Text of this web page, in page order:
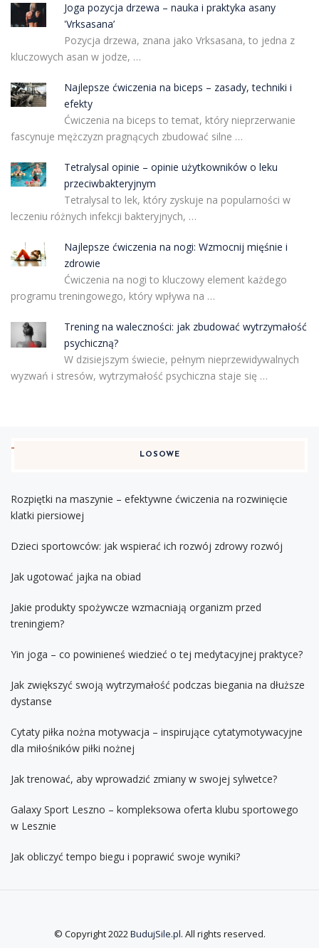
Joga pozycja drzewa – nauka i praktyka asany
'Vrksasana’
Pozycja drzewa, znana jako Vrksasana, to jedna z
kluczowych asan w jodze, …
Najlepsze ćwiczenia na biceps – zasady, techniki i
efekty
Ćwiczenia na biceps to temat, który nieprzerwanie
fascynuje mężczyzn pragnących zbudować silne …
Tetralysal opinie – opinie użytkowników o leku
przeciwbakteryjnym
Tetralysal to lek, który zyskuje na popularności w
leczeniu różnych infekcji bakteryjnych, …
Najlepsze ćwiczenia na nogi: Wzmocnij mięśnie i
zdrowie
Ćwiczenia na nogi to kluczowy element każdego
programu treningowego, który wpływa na …
Trening na waleczności: jak zbudować wytrzymałość
psychiczną?
W dzisiejszym świecie, pełnym nieprzewidywalnych
wyzwań i stresów, wytrzymałość psychiczna staje się …
LOSOWE
Rozpiętki na maszynie – efektywne ćwiczenia na rozwinięcie
klatki piersiowej
Dzieci sportowców: jak wspierać ich rozwój zdrowy rozwój
Jak ugotować jajka na obiad
Jakie produkty spożywcze wzmacniają organizm przed
treningiem?
Yin joga – co powinieneś wiedzieć o tej medytacyjnej praktyce?
Jak zwiększyć swoją wytrzymałość podczas biegania na dłuższe
dystanse
Cytaty piłka nożna motywacja – inspirujące cytatymotywacyjne
dla miłośników piłki nożnej
Jak trenować, aby wprowadzić zmiany w swojej sylwetce?
Galaxy Sport Leszno – kompleksowa oferta klubu sportowego
w Lesznie
Jak obliczyć tempo biegu i poprawić swoje wyniki?
© Copyright 2022BudujSile.pl. All rights reserved.